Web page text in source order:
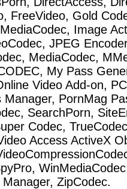
FreeVideo, Gold
Image
JPEG
MediaCodec,
My Pass
Video Add-on,
Manager, PornMag
SearchPorn,
Codec,
Access ActiveX
ZipCodec.